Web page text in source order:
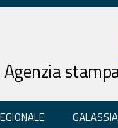
Agenzia